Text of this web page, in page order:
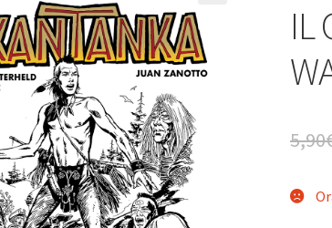
IL
5,90